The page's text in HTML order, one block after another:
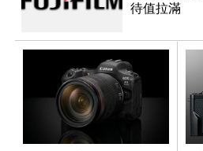
待值拉滿